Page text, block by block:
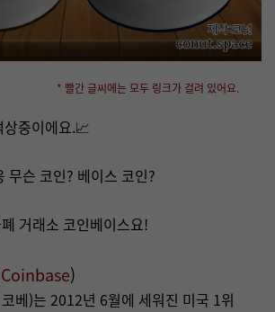
* 빨간 글씨에는 모두 링크가 걸려 있어요.
상중이에요.📈
무슨 코인? 베이스 코인?
거래소 코인베이스요!
Coinbase)
베)는 2012년 6월에 세워진 미국 1위